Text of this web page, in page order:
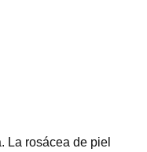
La rosácea de piel